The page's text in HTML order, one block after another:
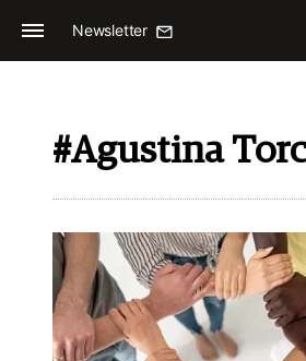
Newsletter
#Agustina